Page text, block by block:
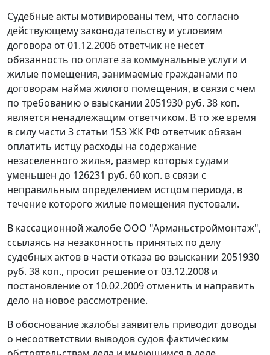
Судебные акты мотивированы тем, что согласно
действующему законодательству и условиям
договора от 01.12.2006 ответчик не несет
обязанность по оплате за коммунальные услуги и
жилые помещения, занимаемые гражданами по
договорам найма жилого помещения, в связи с чем
по требованию о взыскании 2051930 руб. 38 коп.
является ненадлежащим ответчиком. В то же время
в силу части 3 статьи 153ЖК РФ ответчик обязан
оплатить истцу расходы на содержание
незаселенного жилья, размер которых судами
уменьшен до 126231 руб. 60 коп. в связи с
неправильным определением истцом периода, в
течение которого жилые помещения пустовали.
В кассационной жалобе ООО "Арманьстроймонтаж",
ссылаясь на незаконность принятых по делу
судебных актов в части отказа во взыскании 2051930
руб. 38 коп., просит решение от 03.12.2008 и
постановление от 10.02.2009 отменить и направить
дело на новое рассмотрение.
В обоснование жалобы заявитель приводит доводы
о несоответствии выводов судов фактическим